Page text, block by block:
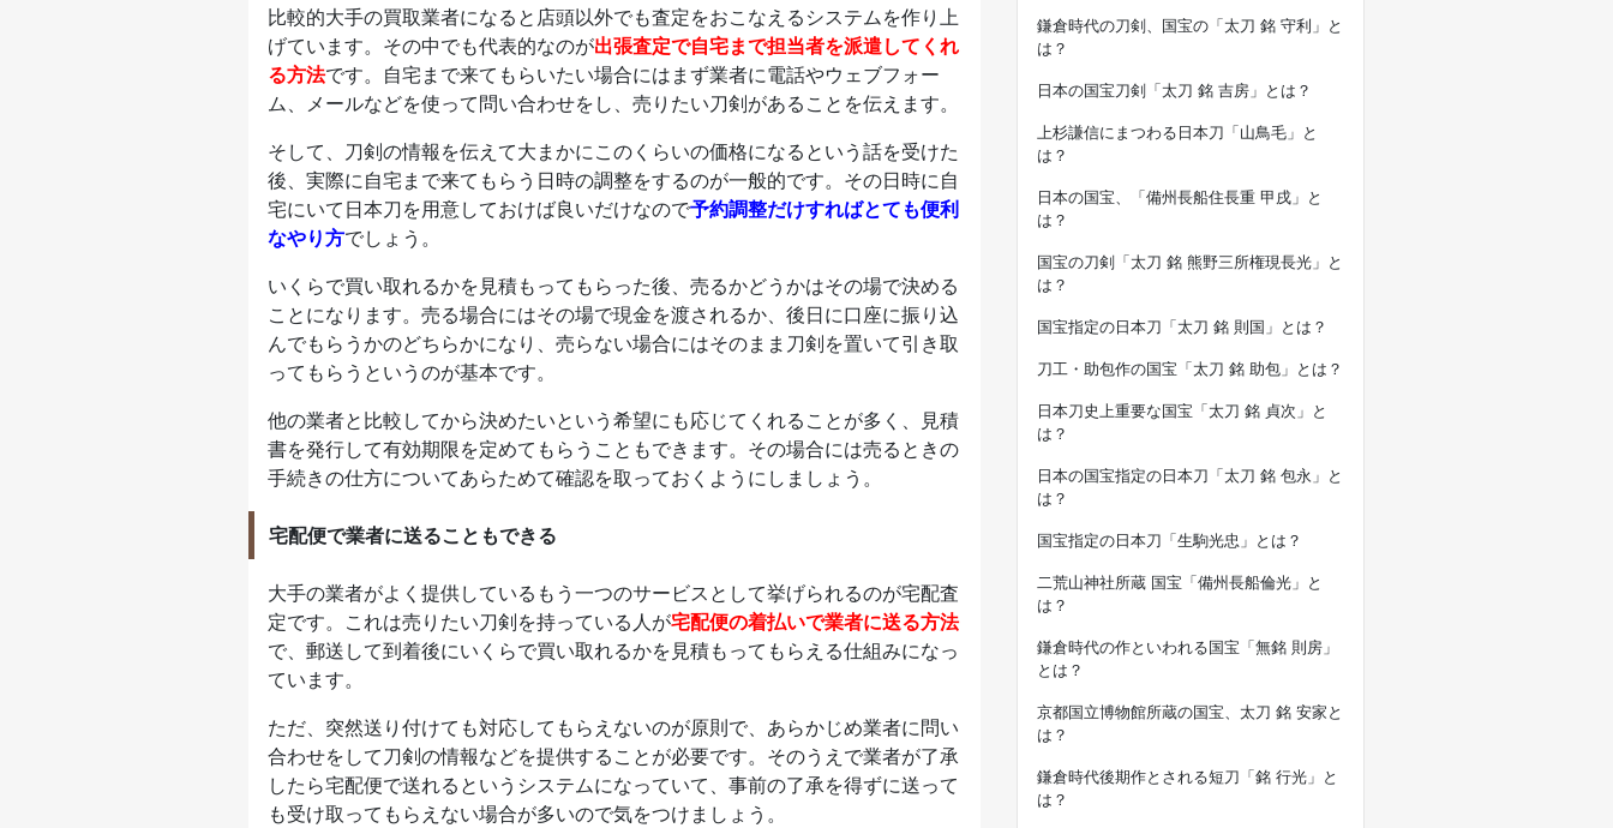
比較的大手の買取業者になると店頭以外でも査定をおこなえるシステムを作り上
げています。その中でも代表的なのが出張査定で自宅まで担当者を派遣してくれ
る方法です。自宅まで来てもらいたい場合にはまず業者に電話やウェブフォー
ム、メールなどを使って問い合わせをし、売りたい刀剣があることを伝えます。
そして、刀剣の情報を伝えて大まかにこのくらいの価格になるという話を受けた
後、実際に自宅まで来てもらう日時の調整をするのが一般的です。その日時に自
宅にいて日本刀を用意しておけば良いだけなので予約調整だけすればとても便利
なやり方でしょう。
いくらで買い取れるかを見積もってもらった後、売るかどうかはその場で決める
ことになります。売る場合にはその場で現金を渡されるか、後日に口座に振り込
んでもらうかのどちらかになり、売らない場合にはそのまま刀剣を置いて引き取
ってもらうというのが基本です。
他の業者と比較してから決めたいという希望にも応じてくれることが多く、見積
書を発行して有効期限を定めてもらうこともできます。その場合には売るときの
手続きの仕方についてあらためて確認を取っておくようにしましょう。
宅配便で業者に送ることもできる
大手の業者がよく提供しているもう一つのサービスとして挙げられるのが宅配査
定です。これは売りたい刀剣を持っている人が宅配便の着払いで業者に送る方法
で、郵送して到着後にいくらで買い取れるかを見積もってもらえる仕組みになっ
ています。
ただ、突然送り付けても対応してもらえないのが原則で、あらかじめ業者に問い
合わせをして刀剣の情報などを提供することが必要です。そのうえで業者が了承
したら宅配便で送れるというシステムになっていて、事前の了承を得ずに送って
も受け取ってもらえない場合が多いので気をつけましょう。
鎌倉時代の刀剣、国宝の「太刀 銘 守利」と
は？
日本の国宝刀剣「太刀 銘 吉房」とは？
上杉謙信にまつわる日本刀「山鳥毛」と
は？
日本の国宝、「備州長船住長重 甲戌」と
は？
国宝の刀剣「太刀 銘 熊野三所権現長光」と
は？
国宝指定の日本刀「太刀 銘 則国」とは？
刀工・助包作の国宝「太刀 銘 助包」とは？
日本刀史上重要な国宝「太刀 銘 貞次」と
は？
日本の国宝指定の日本刀「太刀 銘 包永」と
は？
国宝指定の日本刀「生駒光忠」とは？
二荒山神社所蔵 国宝「備州長船倫光」と
は？
鎌倉時代の作といわれる国宝「無銘 則房」
とは？
京都国立博物館所蔵の国宝、太刀 銘 安家と
は？
鎌倉時代後期作とされる短刀「銘 行光」と
は？